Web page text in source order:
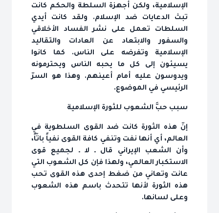
الإسلامية، ولكن أجهزة السلطة والحكم كانت
تبث الدعايات ضد الإسلام. ولقد كانت أيدي
السلطات تعمل على نشر الفساد الأخلاقي
والسفور والابتعاد عن العادات والتقاليد
الإسلامية وتفرضه على الناس. كما كانوا
يسيئون إلى كل ما يحبه الناس ويحترمونه
ويدوسون عليه أمام أعينهم. وهذا هو السرّ
الرئيسي في الموضوع.
سبب حبَّ الشعوب للثورة الإسلامية
إنّ هذه الثورة كانت ضد القوى السلطوية في
العالم، أي أنها نفت وتنفي كافة القوى نفياً باتّاً،
وأن الشعب الإيراني قال ـ لا ـ لجميع قوى
الاستكبار العالمي، ولهذا فإن كل الشعوب التي
عانت وتعاني من ضغط إحدى هذه القوى تحب
هذه الثورة لأنها تتحدث باسم هذه الشعوب
وعلى لسانها.